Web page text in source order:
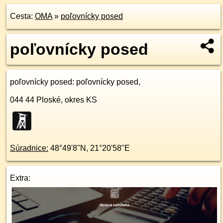
Cesta: OMA» poľovnícky posed
poľovnícky posed
poľovnícky posed: poľovnícky posed,
044 44 Ploské, okres KS
Súradnice: 48°49'8"N , 21°20'58"E
Extra: